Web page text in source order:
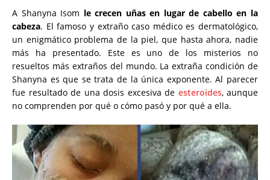
A Shanyna Isom le crecen uñas en lugar de cabello en la
cabeza. El famoso y extraño caso médico es dermatológico,
un enigmático problema de la piel, que hasta ahora, nadie
más ha presentado. Este es uno de los misterios no
resueltos más extraños del mundo. La extraña condición de
Shanyna es que se trata de la única exponente. Al parecer
fue resultado de una dosis excesiva de esteroides, aunque
no comprenden por qué o cómo pasó y por qué a ella.